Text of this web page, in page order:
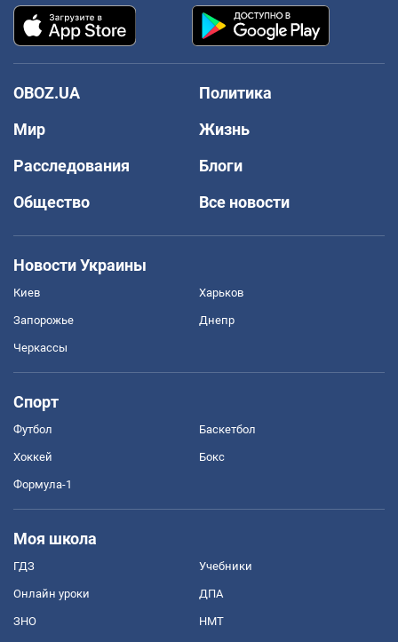
OBOZ.UA
Политика
Мир
Жизнь
Расследования
Блоги
Общество
Все новости
Новости Украины
Киев Харьков
Запорожье Днепр
Черкассы
Спорт
Футбол Баскетбол
Хоккей Бокс
Формула-1
Моя школа
ГДЗ Учебники
Онлайн уроки ДПА
ЗНО НМТ